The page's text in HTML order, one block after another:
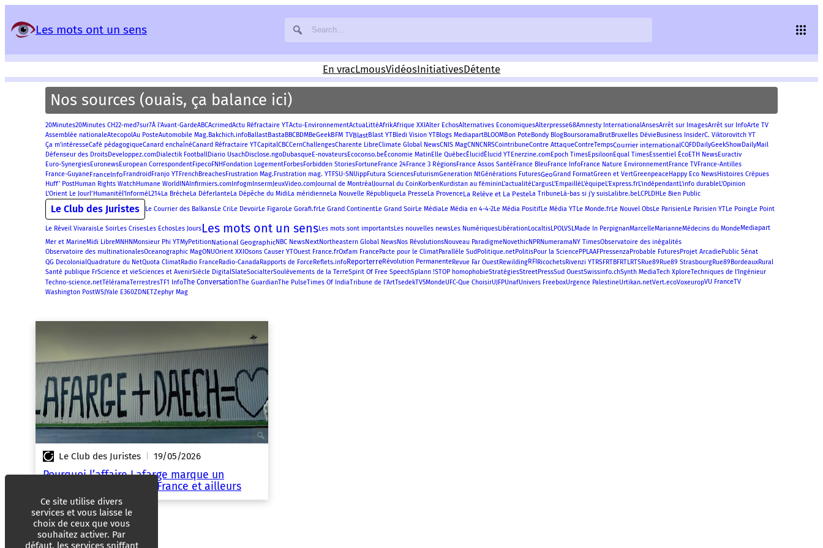
Les mots ont un sens
En vracLmousVidéosInitiativesDétente
Nos sources (ouais, ça balance ici)
20Minutes20Minutes CH22-med7sur7À l'Avant-GardeABCAcrimedActu Réfractaire YTActu-EnvironnementActuaLittéAfrikAfrique XXI Alter EchosAlternatives EconomiquesAlterpresse68Amnesty InternationalAnsesArrêt sur ImagesArrêt sur InfoArte TV
Assemblée nationaleAtecopolAu PosteAutomobile Mag. Bakchich.infoBallastBastaBBCBDMBeGeekBFM TVBlastBlast YTBledi Vision YTBlogs MediapartBLOOMBon PoteBondy BlogBoursoramaBrutBruxelles DévieBusiness InsiderC. Viktorovitch YT
Ça m'intéresseCafé pédagogiqueCanard enchaînéCanard Réfractaire YTCapitalCBCCernChallengesCharente LibreClimate Global NewsCNIS MagCNNCNRSCointribuneContre AttaqueContreTempsCourrier internationalCQFDDailyGeekShowDailyMail
Défenseur des DroitsDeveloppez.comDialectik FootballDiario UsachDisclose.ngoDubasqueE-novateursEcoconso.beÉconomie MatinElle QuébecÉlucid Élucid YTEnerzine.comEpoch TimesEpsiloonEqual TimesEssentiel ÉcoETH NewsEuractiv
Euro-SynergiesEuronewsEuropean CorrespondentFipecoFNH Fondation LogementForbesForbidden StoriesFortuneFrance 24France 3 RégionsFrance Assos SantéFrance BleuFrance InfoFrance Nature EnvironnementFrance TVFrance-Antilles
France-GuyaneFranceInfo Frandroid Franjo YTFrenchBreachesFrustration Mag. Frustration mag. YTFSU-SNUippFutura SciencesFuturismGeneration NtGénérations FuturesGeoGrand FormatGreen et VertGreenpeaceHappy Eco NewsHistoires Crépues
Huff' PostHuman Rights WatchHumane World INA Infirmiers.com Infogm InsermJeuxVideo.comJournal de MontréalJournal du CoinKorbenKurdistan au fémininL'actualitéL'argusL'EmpailléL'équipeL'Express.frL'indépendantL'info durableL'Opinion
L'Orient Le Jourl’Humanitél’InforméL214La BrècheLa DéferlanteLa Dépêche du Midi La méridienneLa Nouvelle RépubliqueLa PresseLa ProvenceLa Relève et La PesteLa TribuneLà-bas si j'y suisLalibre.beLCPLDH Le Bien Public
Le Club des Juristes Le Courrier des BalkansLe Cri Le DevoirLe FigaroLe Gorafi.frLe Grand ContinentLe Grand SoirLe MédiaLe Média en 4-4-2Le Média PositifLe Média YTLe Monde.frLe Nouvel ObsLe ParisienLe Parisien YTLe PoingLe Point
Le Réveil VivaraisLe SoirLes CrisesLes EchosLes JoursLes mots ont un sensLes mots sont importantsLes nouvelles newsLes NumériquesLibérationLocaltisLPOLVSLMade In PerpignanMarcelleMarianneMédecins du MondeMediapart
Mer et MarineMidi LibreMNHNMonsieur Phi YTMyPetitionNational GeographicNBC NewsNextNortheastern Global NewsNos RévolutionsNouveau ParadigmeNovethicNPRNumeramaNY TimesObservatoire des inégalités
Observatoire des multinationalesOceanographic MagONUOrient XXI Osons Causer YTOuest France.frOxfam FrancePacte pour le ClimatParallèle Sud Politique.netPolitisPour la SciencePPLAAFPressenzaProbable FuturesProjet ArcadiePublic Sénat
QG DecolonialQuadrature du NetQuota ClimatRadio FranceRadio-CanadaRapports de ForceReflets.infoReporterreRévolution PermanenteRevue Far OuestRewildingRFI RicochetsRivenzi YTRSFRTBFRTLRTSRue89Rue89 StrasbourgRue89BordeauxRural
Santé publique FrScience et vieSciences et AvenirSiècle DigitalSlateSocialterSoulèvements de la TerreSpirit Of Free SpeechSplann !STOP homophobieStratégiesStreetPressSud OuestSwissinfo.chSynth MediaTech XploreTechniques de l'Ingénieur
Techno-science.netTéléramaTerrestresTF1 InfoThe ConversationThe GuardianThe PulseTimes Of IndiaTribune de l'ArtTsedekTV5MondeUFC-Que ChoisirUJFPUnafUnivers FreeboxUrgence PalestineUrtikan.netVert.ecoVoxeuropVU FranceTV
Washington PostWSJYale E360ZDNETZephyr Mag
Le Club des Juristes 19/05/2026
Pourquoi l’affaire Lafarge marque un
tournant historique en France et ailleurs
Panneau de gestion des services
Ce site utilise divers
services et vous laisse le
choix de ceux que vous
souhaitez activer. Par
défaut, les services sniffant